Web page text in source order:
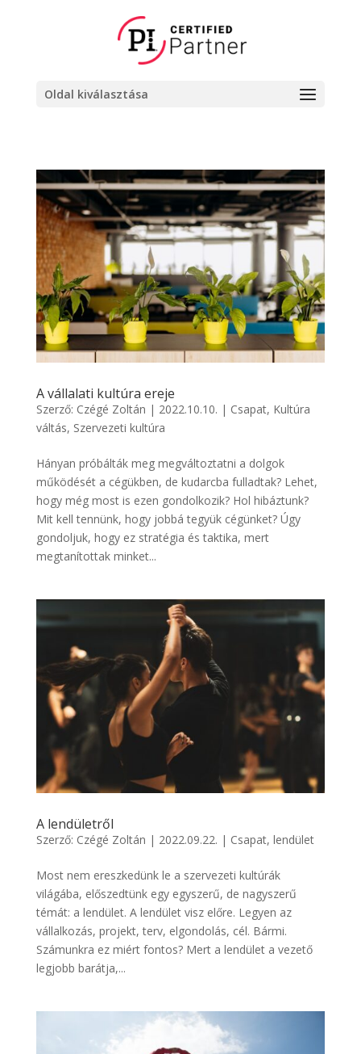
Oldal kiválasztása
A vállalati kultúra ereje
Szerző: Czégé Zoltán | 2022.10.10. | Csapat, Kultúra
váltás, Szervezeti kultúra
Hányan próbálták meg megváltoztatni a dolgok
működését a cégükben, de kudarcba fulladtak? Lehet,
hogy még most is ezen gondolkozik? Hol hibáztunk?
Mit kell tennünk, hogy jobbá tegyük cégünket? Úgy
gondoljuk, hogy ez stratégia és taktika, mert
megtanítottak minket...
A lendületről
Szerző: Czégé Zoltán | 2022.09.22. | Csapat, lendület
Most nem ereszkedünk le a szervezeti kultúrák
világába, előszedtünk egy egyszerű, de nagyszerű
témát: a lendület. A lendület visz előre. Legyen az
vállalkozás, projekt, terv, elgondolás, cél. Bármi.
Számunkra ez miért fontos? Mert a lendület a vezető
legjobb barátja,...